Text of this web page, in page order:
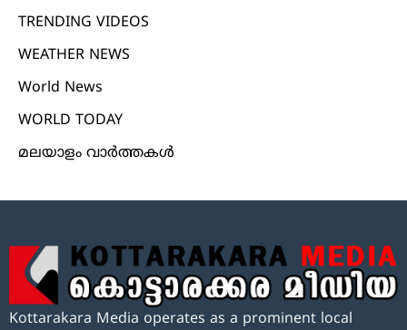
TRENDING VIDEOS
WEATHER NEWS
World News
WORLD TODAY
മലയാളം വാർത്തകൾ
Kottarakara Media operates as a prominent local